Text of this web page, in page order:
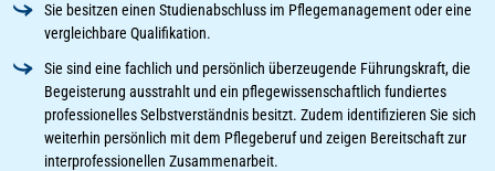
Sie besitzen einen Studienabschluss im Pflegemanagement oder eine
vergleichbare Qualifikation.
Sie sind eine fachlich und persönlich überzeugende Führungskraft, die
Begeisterung ausstrahlt und ein pflegewissenschaftlich fundiertes
professionelles Selbstverständnis besitzt. Zudem identifizieren Sie sich
weiterhin persönlich mit dem Pflegeberuf und zeigen Bereitschaft zur
interprofessionellen Zusammenarbeit.